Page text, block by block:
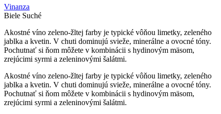
Vinanza
Biele Suché
Akostné víno zeleno-žltej farby je typické vôňou limetky, zeleného
jablka a kvetin. V chuti dominujú svieže, minerálne a ovocné tóny.
Pochutnať si ňom môžete v kombinácii s hydinovým mäsom,
zrejúcimi syrmi a zeleninovými šalátmi.
Akostné víno zeleno-žltej farby je typické vôňou limetky, zeleného
jablka a kvetin. V chuti dominujú svieže, minerálne a ovocné tóny.
Pochutnať si ňom môžete v kombinácii s hydinovým mäsom,
zrejúcimi syrmi a zeleninovými šalátmi.